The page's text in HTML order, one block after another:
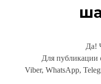
Да!
Для публикации
Viber, WhatsApp,